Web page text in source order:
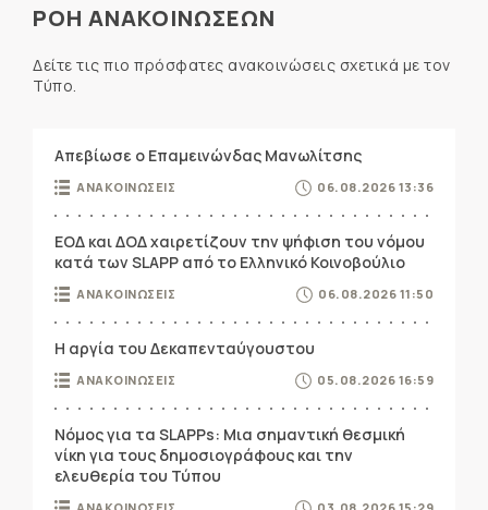
ΡΟΗ ΑΝΑΚΟΙΝΩΣΕΩΝ
Δείτε τις πιο πρόσφατες ανακοινώσεις σχετικά με τον
Τύπο.
Απεβίωσε ο Επαμεινώνδας Μανωλίτσης
ΑΝΑΚΟΙΝΩΣΕΙΣ 06.08.2026 13:36
ΕΟΔ και ΔΟΔ χαιρετίζουν την ψήφιση του νόμου
κατά των SLAPP από το Ελληνικό Κοινοβούλιο
ΑΝΑΚΟΙΝΩΣΕΙΣ 06.08.2026 11:50
Η αργία του Δεκαπενταύγουστου
ΑΝΑΚΟΙΝΩΣΕΙΣ 05.08.2026 16:59
Νόμος για τα SLAPPs: Μια σημαντική θεσμική
νίκη για τους δημοσιογράφους και την
ελευθερία του Τύπου
ΑΝΑΚΟΙΝΩΣΕΙΣ 03.08.2026 15:29